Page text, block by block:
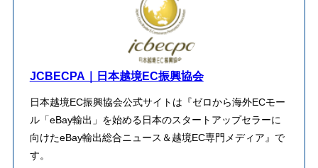
JCBECPA｜日本越境EC振興協会
日本越境EC振興協会公式サイトは『ゼロから海外ECモー
ル「eBay輸出」を始める日本のスタートアップセラーに
向けたeBay輸出総合ニュース＆越境EC専門メディア』で
す。